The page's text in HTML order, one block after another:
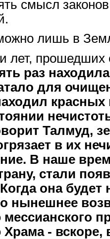
смысл
лишь в
лет, прошедших
раз
для
Талмуд,
в их
В наше
стали
она
нынешнее
-